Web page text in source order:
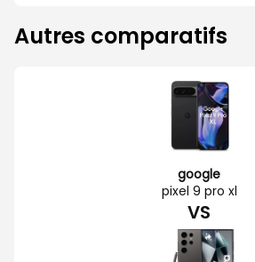
Autres comparatifs
google
pixel 9 pro xl
VS